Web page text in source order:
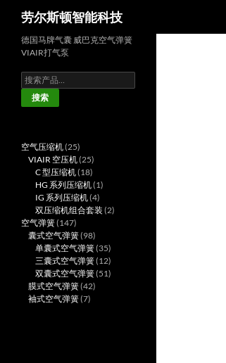
劳尔斯顿智能科技
德国马牌气囊 威巴克空气弹簧
VIAIR打气泵
搜
索：
搜索
空气压缩机 2525
个
产
品
VIAIR 空压机 2525
个
产
品
C 型压缩机 1818
个
产
品
HG 系列压缩机 11
产
IG 系列压缩机 44
个
双压缩机组合套装 22
空气弹簧 147147
个
产
品
囊式空气弹簧 9898
个
产
品
单囊式空气弹簧 3535
个
产
三囊式空气弹簧 1212
个
双囊式空气弹簧 5151
膜式空气弹簧 4242
袖式空气弹簧 77